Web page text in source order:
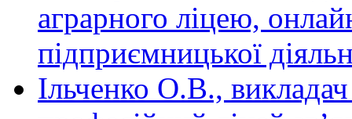
аграрного ліцею,
підприємницької
Ільченко О.В.,